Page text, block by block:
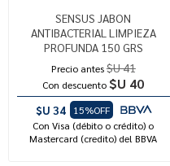
SENSUS JABON
ANTIBACTERIAL LIMPIEZA
PROFUNDA 150 GRS
Precio antes$U 41
Con descuento $U 40
$U 34
15%OFF
Con Visa (débito o crédito) o
Mastercard (credito) del BBVA